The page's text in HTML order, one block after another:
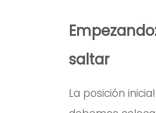
saltar
La posición